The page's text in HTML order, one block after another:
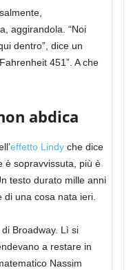
aggirandola. “Noi
dentro”, dice un
451”. A che
abdica
effetto Lindy che dice
è sopravvissuta, più è
testo durato mille anni
una cosa nata ieri.
Broadway. Lì si
a restare in
Nassim